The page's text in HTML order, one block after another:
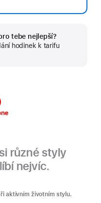
tebe nejlepší?
hodinek k tarifu
různé styly
nejvíc.
aktivním životním stylu.